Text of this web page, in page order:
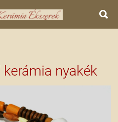

kerámia nyakék